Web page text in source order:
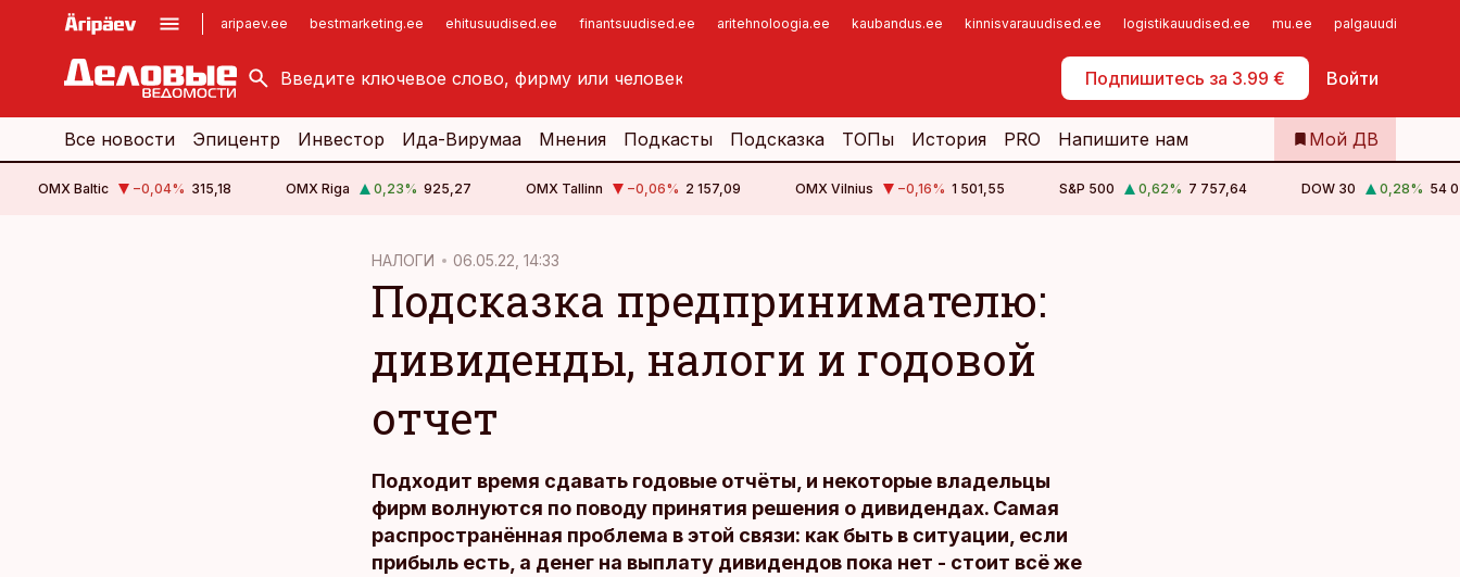
aripaev.ee bestmarketing.ee ehitusuudised.ee finantsuudised.ee aritehnoloogia.ee kaubandus.ee kinnisvarauudised.ee logistikauudised.ee mu.ee palgauudised.ee
Подпишитесь за 3.99 € Войти
kinnisvarauudised.ee
logistikauudised.ee
imelineajalugu.ee
Самообслуживание
Все новости Эпицентр Инвестор Ида-Вирумаа Мнения Подкасты Подсказка ТОПы История PRO Напишите нам Мой ДВ
OMX Baltic −0,04% 315,18 OMX Riga 0,23% 925,27 OMX Tallinn −0,06% 2 157,09 OMX Vilnius −0,16% 1 501,55 S&P 500 0,62% 7 757,64 DOW 30 0,28% 54
НАЛОГИ 06.05.22, 14:33
Подсказка предпринимателю:
дивиденды, налоги и годовой
отчет
Подходит время сдавать годовые отчёты, и некоторые владельцы
фирм волнуются по поводу принятия решения о дивидендах. Самая
распространённая проблема в этой связи: как быть в ситуации, если
прибыль есть, а денег на выплату дивидендов пока нет - стоит всё же